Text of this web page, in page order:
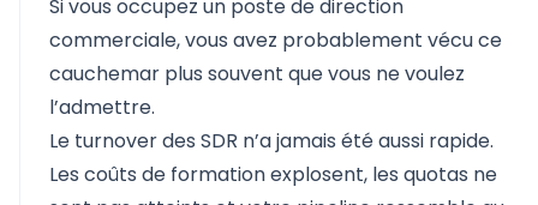
Si vous occupez un poste de direction
commerciale, vous avez probablement vécu ce
cauchemar plus souvent que vous ne voulez
l’admettre.
Le turnover des SDR n’a jamais été aussi rapide.
Les coûts de formation explosent, les quotas ne